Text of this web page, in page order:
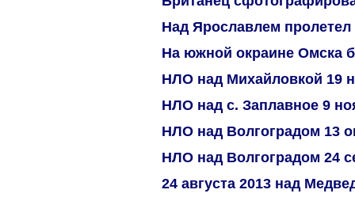
Над Ярославлем
На южной окраине Омска
НЛО над Михайловкой 19
НЛО над с. Заплавное 9
НЛО над Волгоградом 13
НЛО над Волгоградом 24
24 августа 2013 над